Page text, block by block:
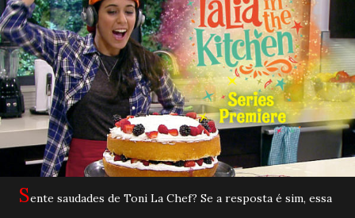
Sente saudades de Toni La Chef? Se a resposta é sim, essa